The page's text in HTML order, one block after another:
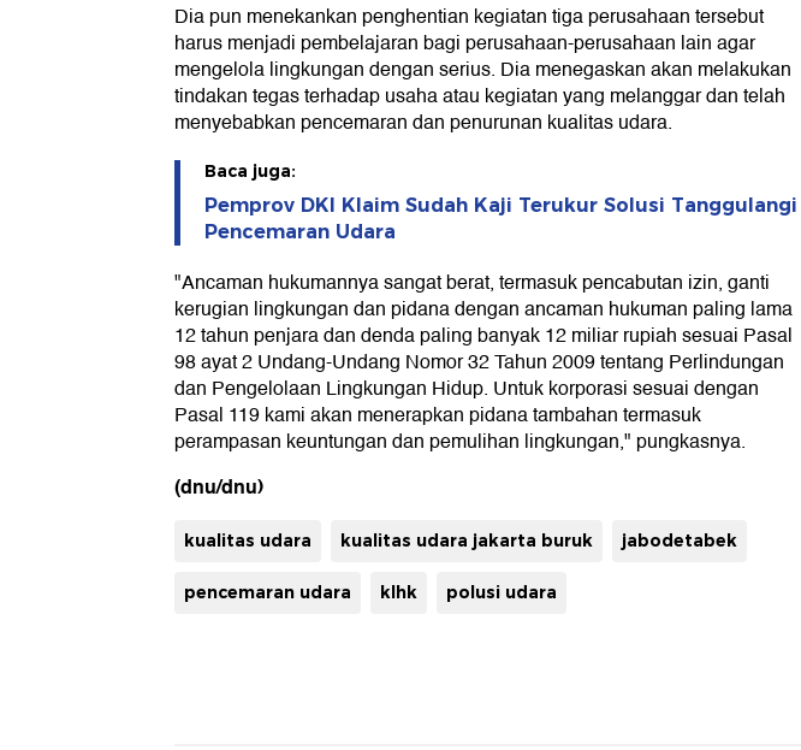
Dia pun menekankan penghentian kegiatan tiga perusahaan tersebut
harus menjadi pembelajaran bagi perusahaan-perusahaan lain agar
mengelola lingkungan dengan serius. Dia menegaskan akan melakukan
tindakan tegas terhadap usaha atau kegiatan yang melanggar dan telah
menyebabkan pencemaran dan penurunan kualitas udara.
Baca juga:
Pemprov DKI Klaim Sudah Kaji Terukur Solusi Tanggulangi
Pencemaran Udara
"Ancaman hukumannya sangat berat, termasuk pencabutan izin, ganti
kerugian lingkungan dan pidana dengan ancaman hukuman paling lama
12 tahun penjara dan denda paling banyak 12 miliar rupiah sesuai Pasal
98 ayat 2 Undang-Undang Nomor 32 Tahun 2009 tentang Perlindungan
dan Pengelolaan Lingkungan Hidup. Untuk korporasi sesuai dengan
Pasal 119 kami akan menerapkan pidana tambahan termasuk
perampasan keuntungan dan pemulihan lingkungan," pungkasnya.
(dnu/dnu)
kualitas udara kualitas udara jakarta buruk jabodetabek
pencemaran udara klhk polusi udara